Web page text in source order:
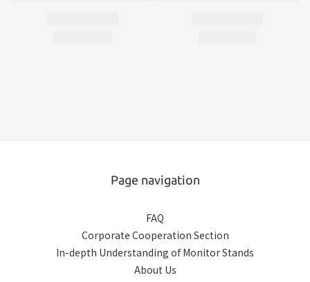
Page navigation
FAQ
Corporate Cooperation Section
In-depth Understanding of Monitor Stands
About Us